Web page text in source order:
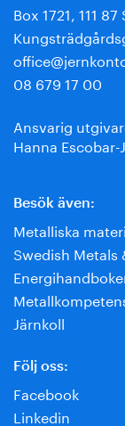
Box 1721, 111
08 679 17 00
Ansvarig
Hanna Escobar-
Besök även:
Metalliska
Swedish Metals
Järnkoll
Följ oss:
Facebook
Linkedin